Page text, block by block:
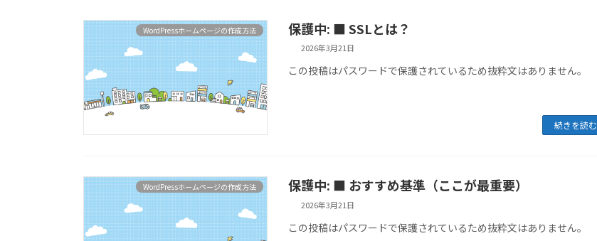
WordPressホームページの作成方法 保護中: ■ SSLとは？
2026年3月21日
この投稿はパスワードで保護されているため抜粋文はありません。
続きを読む
WordPressホームページの作成方法 保護中: ■ おすすめ基準（ここが最重要）
2026年3月21日
この投稿はパスワードで保護されているため抜粋文はありません。